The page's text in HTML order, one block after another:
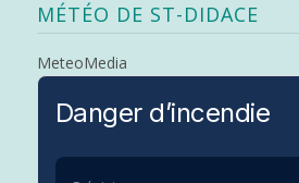
MÉTÉO DE ST-DIDACE
MeteoMedia
Danger d’incendie